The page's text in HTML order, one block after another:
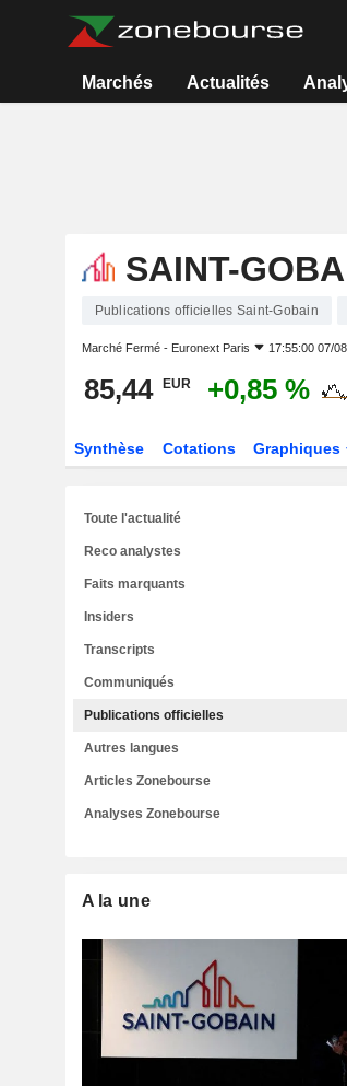
Marchés Actualités
SAINT-
Publications officielles Saint-Gobain
Marché Fermé - Euronext Paris 17:55:00 07/
85,44 EUR +0,85 %
Synthèse Cotations Graphiques
Toute l'actualité
Reco analystes
Faits marquants
Insiders
Transcripts
Communiqués
Publications officielles
Autres langues
Articles Zonebourse
Analyses Zonebourse
A la une